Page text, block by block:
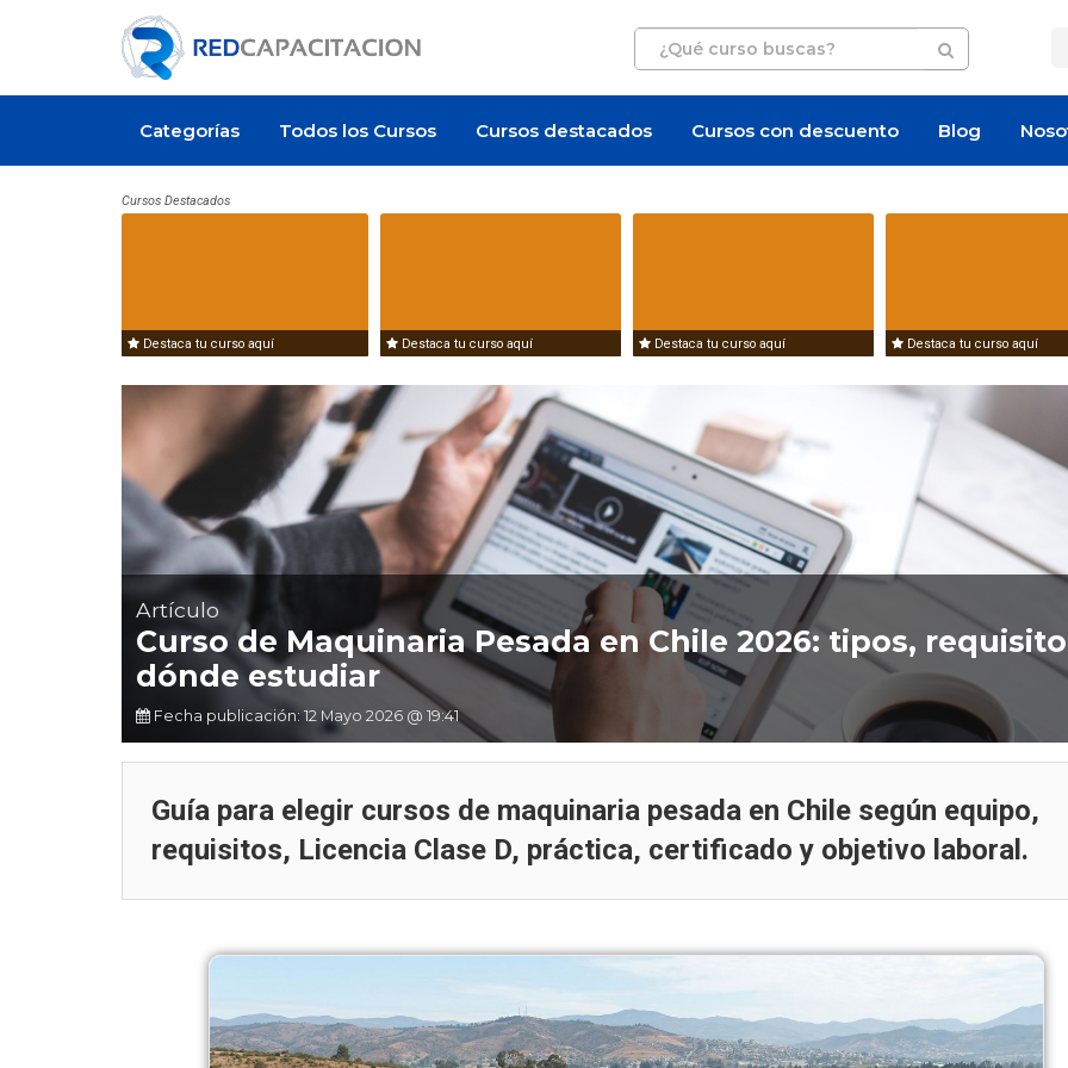
Categorías Todos los Cursos Cursos destacados Cursos con descuento Blog
Cursos Destacados
Destaca tu curso aquí Destaca tu curso aquí Destaca tu curso aquí Destaca tu curso aquí
Artículo
Curso de Maquinaria Pesada en Chile 2026: tipos,
dónde estudiar
Fecha publicación: 12 Mayo 2026 @ 19:41
Guía para elegir cursos de maquinaria pesada en Chile según equipo,
requisitos, Licencia Clase D, práctica, certificado y objetivo laboral.
Gigante para la Máxima
Productividad
Mantenimiento de Tolvas de
Disponibilidad y Productividad
en Minería
de Alto Tonelaje: La
Evitar Detenciones
Minería